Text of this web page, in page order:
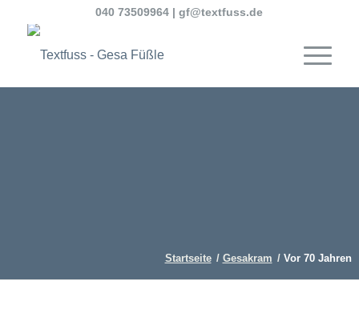
040 73509964 |gf@textfuss.de
Startseite / Gesakram / Vor 70 Jahren